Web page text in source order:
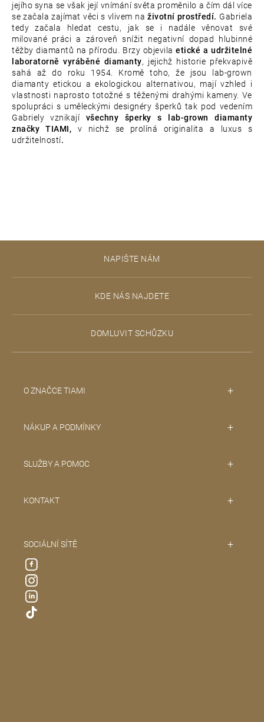
jejího syna se však její vnímání světa proměnilo a čím dál více
se začala zajímat věci s vlivem naživotní prostředí. Gabriela
tedy začala hledat cestu, jak se i nadále věnovat své
milované práci a zároveň snížit negativní dopad hlubinné
těžby diamantů na přírodu. Brzy objevilaetické a udržitelné
laboratorně vyráběné diamanty, jejichž historie překvapivě
sahá až do roku 1954. Kromě toho, že jsou lab-grown
diamanty etickou a ekologickou alternativou, mají vzhled i
vlastnosti naprosto totožné s těženými drahými kameny. Ve
spolupráci s uměleckými designéry šperků tak pod vedením
Gabriely vznikají všechny šperky s lab-grown diamanty
značky TIAMI, v nichž se prolíná originalita a luxus s
udržitelností.
NAPIŠTE NÁM
KDE NÁS NAJDETE
DOMLUVIT SCHŮZKU
O ZNAČCE TIAMI
NÁKUP A PODMÍNKY
SLUŽBY A POMOC
KONTAKT
SOCIÁLNÍ SÍTĚ